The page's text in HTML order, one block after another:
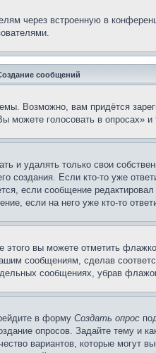
через встроенную в
сообщений
Возможно, вам придётся
можете голосовать в опросах» и
и удалять только свои
создания. Если кто-то уже
если сообщение
если на него уже кто-то
вы можете отметить
сообщениям, сделав
сообщениях, убрав
в форму Создать опрос
опросов. Задайте тему и
вариантов, которые могут